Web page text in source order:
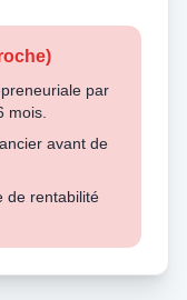
par
mois.
avant de
de rentabilité